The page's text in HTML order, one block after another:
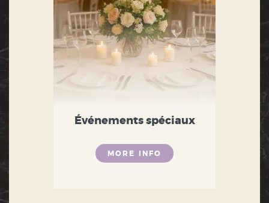
Événements spéciaux
MORE INFO